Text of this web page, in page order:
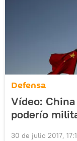
Defensa
Vídeo:
poderío
30 de julio 2017,